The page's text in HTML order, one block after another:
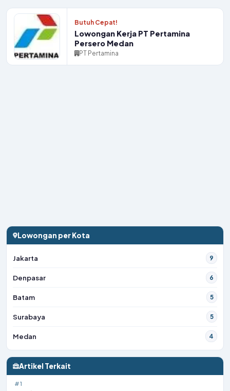
Butuh Cepat!
Lowongan Kerja PT Pertamina
Persero Medan
PT Pertamina
Lowongan per Kota
Jakarta 9
Denpasar 6
Batam 5
Surabaya 5
Medan 4
Artikel Terkait
#1